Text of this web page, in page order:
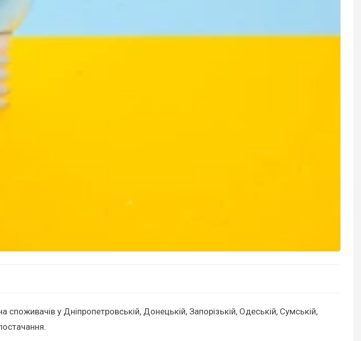
споживачів у Дніпропетровській, Донецькій, Запорізькій, Одеській, Сумській,